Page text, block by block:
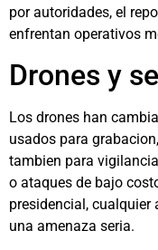
por autoridades, el
enfrentan operativos
Drones y
Los drones han
usados para
tambien para
o ataques de bajo
presidencial, cualquier
una amenaza seria.